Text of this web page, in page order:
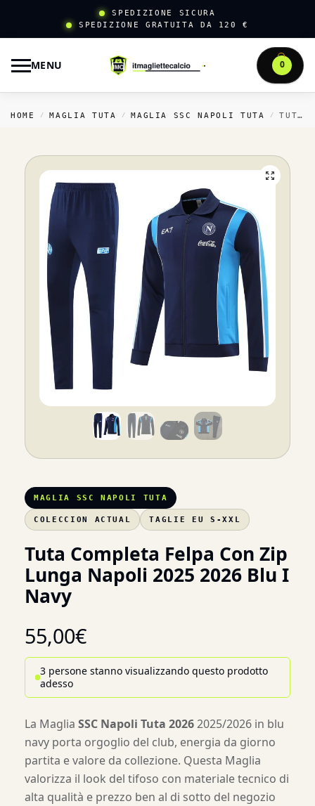
SPEDIZIONE SICURA
SPEDIZIONE GRATUITA DA 120 €
MENU 0
HOME / MAGLIA TUTA / MAGLIA SSC NAPOLI TUTA / TUTA COMPLETA FELPA CON ZIP LUNGA NAPOLI 2025 2026 BLU I NAVY
MAGLIA SSC NAPOLI TUTA
COLECCION ACTUAL TAGLIE EU S-XXL
Tuta Completa Felpa Con Zip
Lunga Napoli 2025 2026 Blu I
Navy
55,00€
3 persone stanno visualizzando questo prodotto
adesso
La Maglia SSC Napoli Tuta 20262025/2026 in blu
navy porta orgoglio del club, energia da giorno
partita e valore da collezione. Questa Maglia
valorizza il look del tifoso con materiale tecnico di
alta qualità e prezzo ben al di sotto del negozio